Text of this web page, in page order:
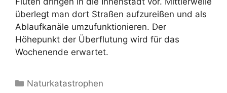
überlegt man dort Straßen aufzureißen und als
Ablaufkanäle umzufunktionieren. Der
Höhepunkt der Überflutung wird für das
Wochenende erwartet.
Kategorien
Naturkatastrophen